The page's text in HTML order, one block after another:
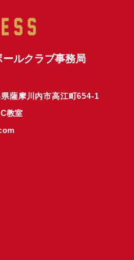
ルクラブ事務局
薩摩川内市高江町654-1
教室